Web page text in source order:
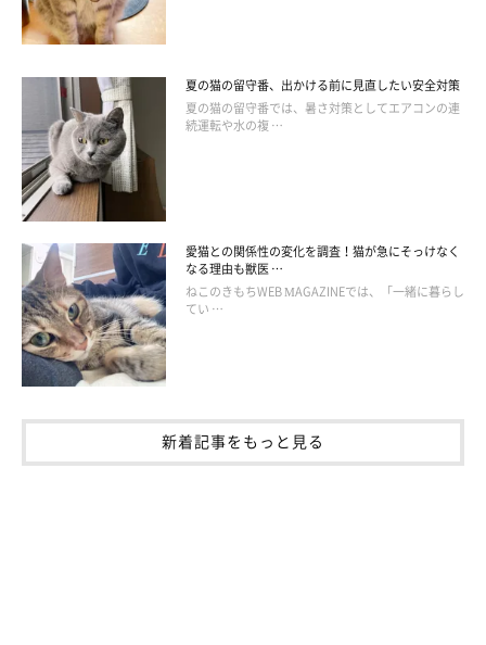
夏の猫の留守番、出かける前に見直したい安全対策
夏の猫の留守番では、暑さ対策としてエアコンの連
続運転や水の複 …
愛猫との関係性の変化を調査！猫が急にそっけなく
なる理由も獣医 …
ねこのきもちWEB MAGAZINEでは、「一緒に暮らし
てい …
新着記事をもっと見る